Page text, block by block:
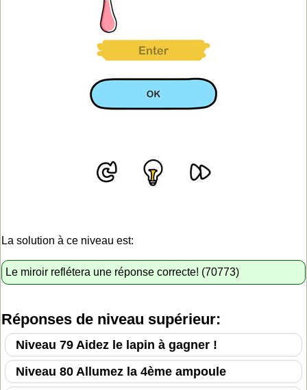
La solution à ce niveau est:
Le miroir reflétera une réponse correcte! (70773)
Réponses de niveau supérieur:
Niveau 79 Aidez le lapin à gagner !
Niveau 80 Allumez la 4ème ampoule